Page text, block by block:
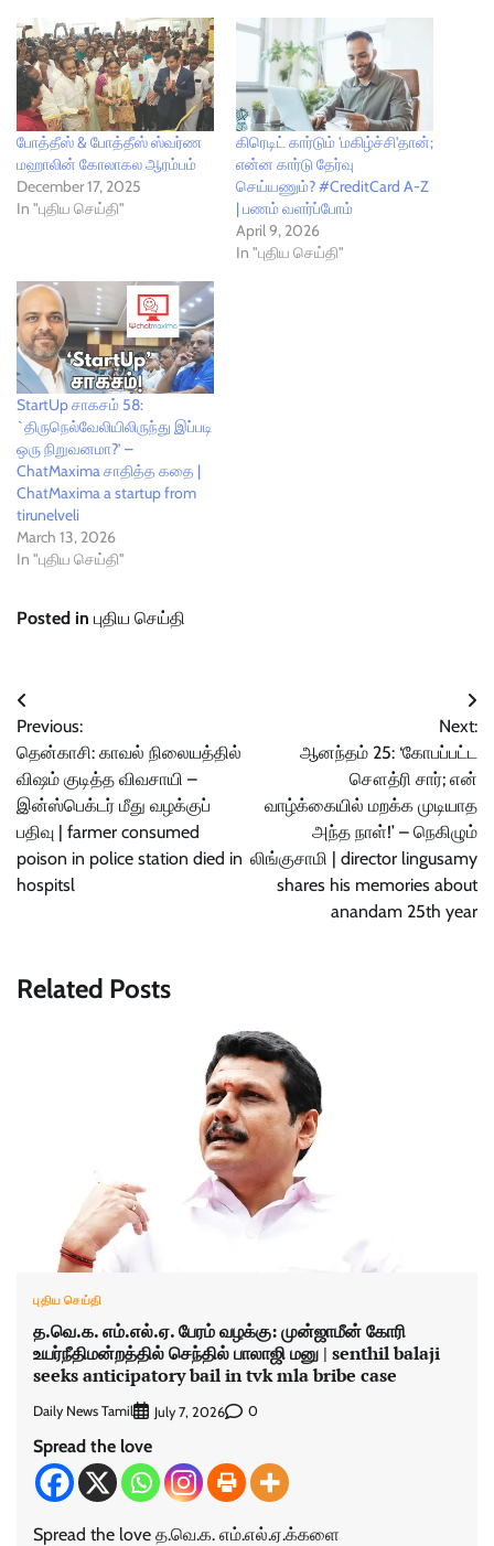
போத்தீஸ் & போத்தீஸ் ஸ்வர்ண
மஹாலின் கோலாகல ஆரம்பம்
December 17, 2025
In "புதிய செய்தி"
கிரெடிட் கார்டும் 'மகிழ்ச்சி'தான்;
என்ன கார்டு தேர்வு
செய்யணும்? #CreditCard A-Z
| பணம் வளர்ப்போம்
April 9, 2026
In "புதிய செய்தி"
StartUp சாகசம் 58:
`திருநெல்வேலியிலிருந்து இப்படி
ஒரு நிறுவனமா?’ –
ChatMaxima சாதித்த கதை |
ChatMaxima a startup from
tirunelveli
March 13, 2026
In "புதிய செய்தி"
Posted in புதிய செய்தி
Post
navigation
Previous:
தென்காசி: காவல் நிலையத்தில்
விஷம் குடித்த விவசாயி –
இன்ஸ்பெக்டர் மீது வழக்குப்
பதிவு | farmer consumed
poison in police station died in
hospitsl
Next:
ஆனந்தம் 25: ‘கோபப்பட்ட
சௌத்ரி சார்; என்
வாழ்க்கையில் மறக்க முடியாத
அந்த நாள்!’ – நெகிழும்
லிங்குசாமி | director lingusamy
shares his memories about
anandam 25th year
Related Posts
புதிய செய்தி
த.வெ.க. எம்.எல்.ஏ. பேரம் வழக்கு: முன்ஜாமீன் கோரி
உயர்நீதிமன்றத்தில் செந்தில் பாலாஜி மனு | senthil balaji
seeks anticipatory bail in tvk mla bribe case
Daily News Tamil July 7, 2026 0
Spread the love
Spread the love த.வெ.க. எம்.எல்.ஏ.க்களை